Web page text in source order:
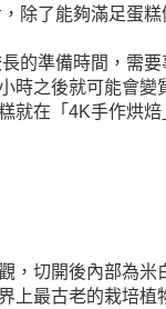
除了能夠滿足蛋
的準備時間，需
時之後就可能會
就在「4K手作烘焙
，切開後內部為
上最古老的栽培